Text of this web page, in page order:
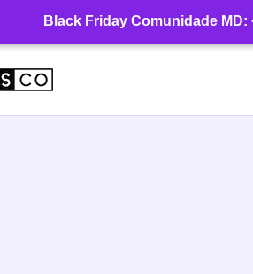
Black Friday Comunidade